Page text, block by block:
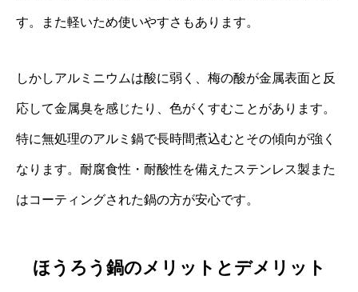
す。また軽いため使いやすさもあります。
しかしアルミニウムは酸に弱く、梅の酸が金属表面と反
応して金属臭を感じたり、色がくすむことがあります。
特に無処理のアルミ鍋で長時間煮込むとその傾向が強く
なります。耐腐食性・耐酸性を備えたステンレス製また
はコーティングされた鍋の方が安心です。
ほうろう鍋のメリットとデメリット